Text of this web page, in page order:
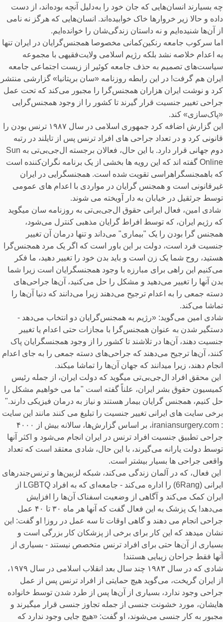
چه بسیارند انسان‌هایی که جان خود را به‌دلیل آنچه بوده‌اند، از دست
داده و حالا زیر خروارها خاک خوابیده‌اند. انسان‌هایی که هرگز نه نامی
از آن‌ها شنیده‌ایم و نه داستان زندگی‌شان را خوانده‌ایم.
اما سرکوب جامعه رنکین‌کمانی مخصوصا همجنس‌گرایان در ایران تنها
به اعدام خلاصه نشد بلکه رژیم اسلامی ولایت‌فقیهی با مجموعه
سیاست‌های تصمیم به حذف جامعه کوئیر از زیست اجتماعی جامعه
ایران هم گرفت! در این رابطه روزنامه «سان بریتانیا» گزارشی منتشر
کرد و نوشت ایران هزاران همجنس‌گرا را مجبور می‌کند که تحت عمل
جراحی تغییر جنسیت قرار گیرند تا کشور را از وجود همجنس‌گرایی
«پاک‌سازی» کند.
این گزارش اضافه کرد جمهوری اسلامی در سال ۱۹۸۷ ترنس بودن را
قانونی کرد و در تعداد جراحی های افراد ترنس پس از تایلند در رتبه
دوم جهانی قرار دارد. با این حال، فعالان برجسته ال‌جی‌بی‌تی به Sun
Online گفته اند که این رویه ها بخشی از یک برنامه نگران‌کننده است
که باهمجنسگراهراسی تقویت شده است. همجنسگرایی در ایران
غیرقانونی است و همجنس گرایان در مواردی با اعدام های عمومی
توسط جرثقیل در خیابان به دار آویخته می شوند.
شادی امین، فعال ایرانی حقوق ال‌جی‌بی‌تی به روزنامه سان میگوید
که رژیم ایران، که توسط افراط گرایان مذهبی کنترل می‌شود،
همجنس گرا بودن را یک "بیماری" می‌داند و تنها درمان آن تغییر
جنسیت فرد است، دولت بر این باور است که اگر یک مرد همجنس‌گرا
هستید، روح شما یک زن است و باید بدن خود را تغییر دهید، ما فکر
می‌کنیم این راهی برای مبارزه با وجود همجنسگرایان است زیرا شما
بدن آنها را تغییر می‌دهید و مشکل را حل می‌کنید، آن‌ها جراحی‌های
دسته جمعی را به اعدام ترجیح می‌دهند زیرا می‌دانند که دنیا آن‌ها را
تماشا می‌کند.
شادی امین می‌گوید: «رژیم به همجنس‌گرایان دو انتخاب می‌دهد -
دستگیر شدن به عنوان همجنس‌گرا با مجازات حتی اعدام یا تغییر
جنسیت دهند، آن‌ها در تلاشند تا کشور را از وجود همجنسگرایان پاک
کنند، آن‌ها ترجیح می‌دهند که جراحی‌های دسته جمعی را به جای اعدام
انجام دهند، زیرا میدانند که جهان آن‌ها را تماشا میکند.
این محقق افراد ال‌جی‌بی‌تی میگوید که دولت ایران، از جمله رئیس
کمیسیون حقوق بشر ایران، علناً گفته است "ما می خواهیم مشکل را
حل کنیم، همجنس گرایان بیمار هستند و نیاز به درمان فیزیکی دارند."
برخی سایت های ایرانی تغییر جنسیت را تبلیغ می کنند مانند این سایت
: iraniansurgery.com، بر اساس گزارش‌ها، سالانه بیش از ۴۰۰۰
جراحی تطبیق جنسیت افراد ترنس در ایران انجام می‌شود و اکثر آنها
توسط دولت یارانه می‌گیرند، با این حال، شادی معتقد است که تعداد
واقعی جراحی ها بسیار بیشتر است.
این فعال، که در آلمان زندگی می‌کند، شبکه لزبین‌ها و ترنس‌جندرهای
ایرانی (6Rang) را اداره می‌کند - جامعه‌ای که به افراد LGBTQ از
ایران کمک می‌کند و آگاهی از وضعیت اسفناک آن‌ها را افزایش
می‌دهد! یک پزشک به این فعال گفت که آنها هر ماه ۳۰ تا ۴۰ عمل
جراحی انجام می دهند و گاهی اوقات تا سه عمل در روز! او گفت: این
نشان میدهد که این کار برای برخی از پزشکان کار بزرگی است و
بسیاری از آن‌ها حتی برای افراد ترنس متخصص نیستند - بسیاری از
آنها فقط جراحان زیبایی هستند!
شادی که در سال ۱۹۸۳ چند سال بعد انقلاب اسلامی در سال ۱۹۷۹،
از ایران گریخت، می‌گوید هیچ حمایتی از افراد ترنس پس از عمل
جراحی وجود ندارد، بسیاری از آن‌ها پس از طرد شدن توسط خانواده
هایشان، مورد خشونت جنسی از جمله تجاوز جنسی قرار میگیرند و
مجبور به کار جنسی می‌شوند، او گفت: «هیچ جایی وجود ندارد که